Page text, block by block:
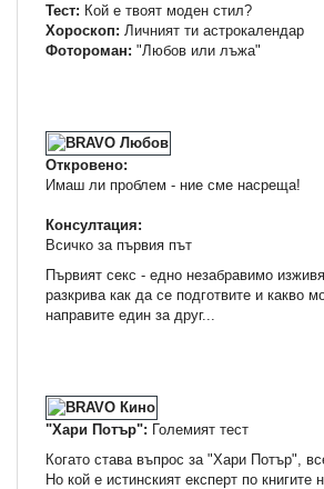
Тест: Кой е твоят моден стил?
Хороскоп: Личният ти астрокалендар
Фотороман: "Любов или лъжа"
Откровено:
Имаш ли проблем - ние сме насреща!
Консултация:
Всичко за първия път
Първият секс - едно незабравимо
разкрива как да се подготвите и какво
направите един за друг...
"Хари Потър": Големият тест
Когато става въпрос за "Хари Потър",
Но кой е истинският експерт по книгите